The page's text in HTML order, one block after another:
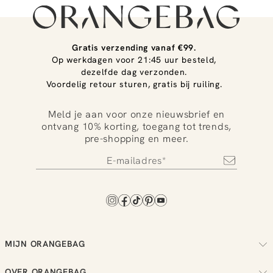
Gratis verzending vanaf €99.
Op werkdagen voor 21:45 uur besteld,
dezelfde dag verzonden.
Voordelig retour sturen, gratis bij ruiling.
Meld je aan voor onze nieuwsbrief en
ontvang 10% korting, toegang tot trends,
pre-shopping en meer.
MIJN ORANGEBAG